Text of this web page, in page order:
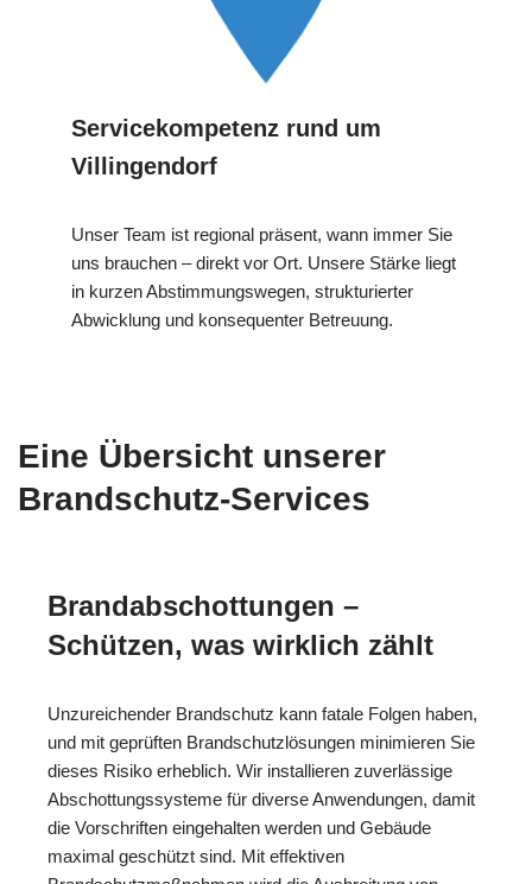
Servicekompetenz rund um
Villingendorf
Unser Team ist regional präsent, wann immer Sie
uns brauchen – direkt vor Ort. Unsere Stärke liegt
in kurzen Abstimmungswegen, strukturierter
Abwicklung und konsequenter Betreuung.
Eine Übersicht unserer
Brandschutz-Services
Brandabschottungen –
Schützen, was wirklich zählt
Unzureichender Brandschutz kann fatale Folgen haben,
und mit geprüften Brandschutzlösungen minimieren Sie
dieses Risiko erheblich. Wir installieren zuverlässige
Abschottungssysteme für diverse Anwendungen, damit
die Vorschriften eingehalten werden und Gebäude
maximal geschützt sind. Mit effektiven